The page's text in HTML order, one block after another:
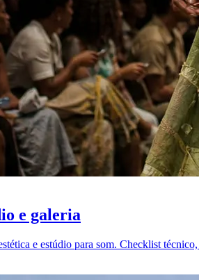
e galeria
e estúdio para som. Checklist